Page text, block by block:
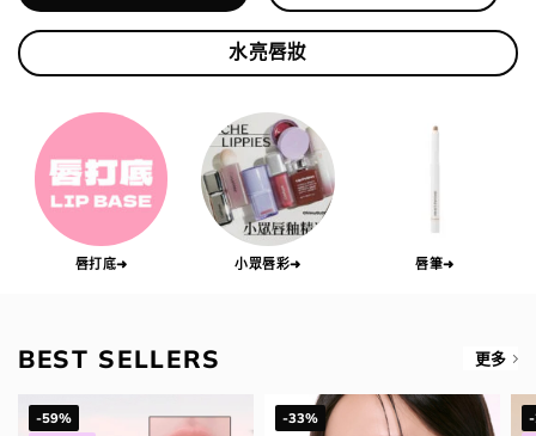
水亮唇妝
唇打底➜ 小眾唇彩➜ 唇筆➜
BEST SELLERS 更多
-59%
-33%